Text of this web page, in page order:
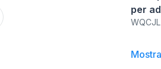
WQCJL
per
e